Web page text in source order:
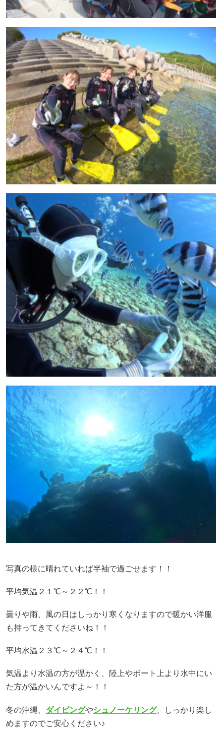
写真の様に晴れていれば半袖で過ごせます！！
平均気温２１℃～２２℃！！
曇りや雨、風の日はしっかり寒くなりますので暖かい洋服
も持ってきてくださいね！！
平均水温２３℃～２４℃！！
気温より水温の方が温かく、陸上やボート上より水中にい
た方が温かいんですよ～！！
冬の沖縄、 ダイビングやシュノーケリング、しっかり楽し
めますのでご安心ください♪